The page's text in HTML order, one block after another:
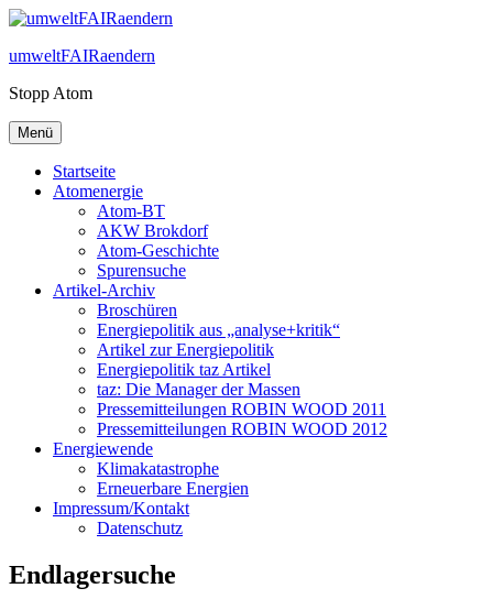
Zum
springen
umweltFAIRaendern
Stopp Atom
Menü
Startseite
Atomenergie
Atom-BT
AKW Brokdorf
Atom-Geschichte
Spurensuche
Artikel-Archiv
Broschüren
Energiepolitik aus „analyse+kritik“
Artikel zur Energiepolitik
Energiepolitik taz Artikel
taz: Die Manager der Massen
Pressemitteilungen ROBIN WOOD 2011
Pressemitteilungen ROBIN WOOD 2012
Energiewende
Klimakatastrophe
Erneuerbare Energien
Impressum/Kontakt
Datenschutz
Endlagersuche